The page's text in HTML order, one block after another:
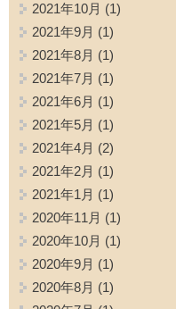
2021年10月 (1)
2021年9月 (1)
2021年8月 (1)
2021年7月 (1)
2021年6月 (1)
2021年5月 (1)
2021年4月 (2)
2021年2月 (1)
2021年1月 (1)
2020年11月 (1)
2020年10月 (1)
2020年9月 (1)
2020年8月 (1)